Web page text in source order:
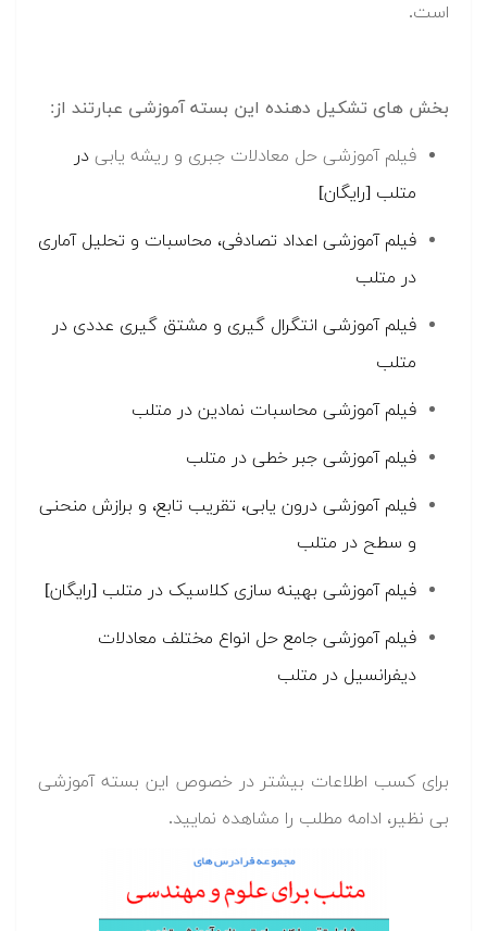
است.
بخش های تشکیل دهنده این بسته آموزشی عبارتند از:
فیلم آموزشی حل معادلات جبری و ریشه یابی در
متلب [رایگان]
فیلم آموزشی اعداد تصادفی، محاسبات و تحلیل آماری
در متلب
فیلم آموزشی انتگرال گیری و مشتق گیری عددی در
متلب
فیلم آموزشی محاسبات نمادین در متلب
فیلم آموزشی جبر خطی در متلب
فیلم آموزشی درون یابی، تقریب تابع، و برازش منحنی
و سطح در متلب
فیلم آموزشی بهینه سازی کلاسیک در متلب [رایگان]
فیلم آموزشی جامع حل انواع مختلف معادلات
دیفرانسیل در متلب
برای کسب اطلاعات بیشتر در خصوص این بسته آموزشی
بی نظیر، ادامه مطلب را مشاهده نمایید.